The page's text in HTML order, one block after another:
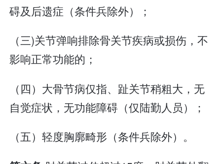
碍及后遗症（条件兵除外）；
（三)关节弹响排除骨关节疾病或损伤，不
影响正常功能的；
（四）大骨节病仅指、趾关节稍粗大，无
自觉症状，无功能障碍（仅陆勤人员）；
（五）轻度胸廓畸形（条件兵除外）。